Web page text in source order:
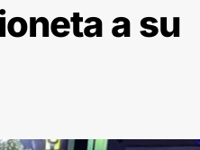
a su